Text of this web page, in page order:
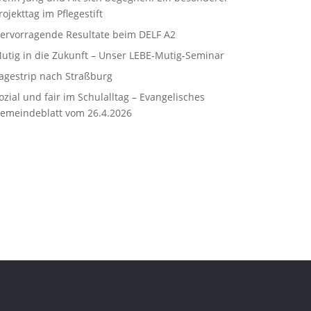
im Pflegestift
Resultate beim DELF A2
in die Zukunft – Unser LEBE‑Mutig‑Seminar
nach Straßburg
und fair im Schulalltag – Evangelisches
vom 26.4.2026